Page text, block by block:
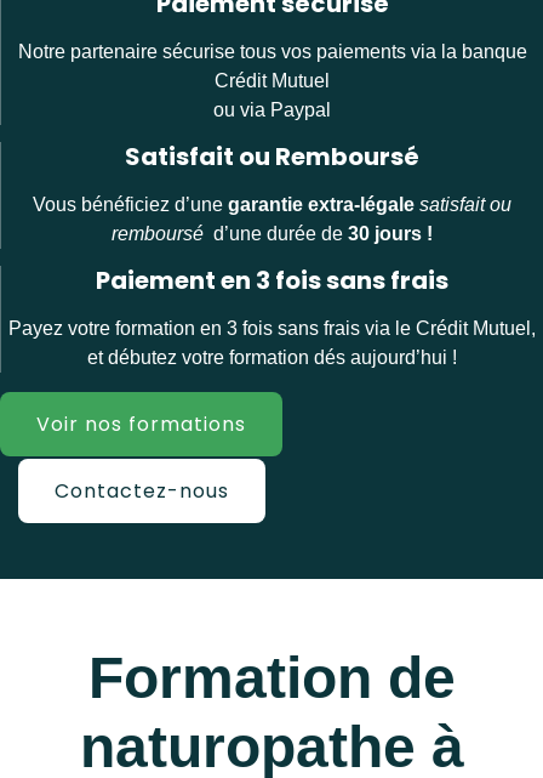
Notre partenaire sécurise tous vos paiements via la banque
Crédit Mutuel
ou via Paypal
Satisfait ou Remboursé
Vous bénéficiez d’une garantie extra-légale satisfait ou
remboursé d’une durée de 30 jours !
Paiement en 3 fois sans frais
Payez votre formation en 3 fois sans frais via le Crédit Mutuel,
et débutez votre formation dés aujourd’hui !
Voir nos formations
Contactez-nous
Formation de
naturopathe à